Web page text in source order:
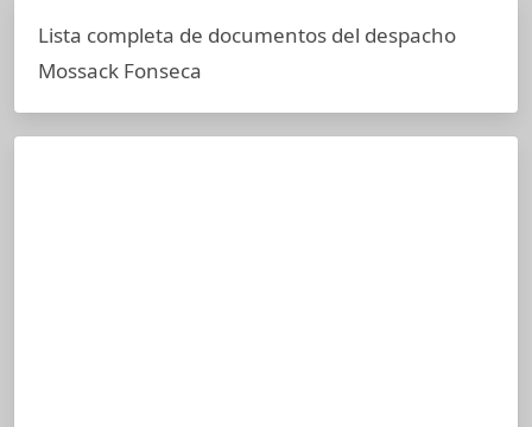
Lista completa de documentos del despacho
Mossack Fonseca